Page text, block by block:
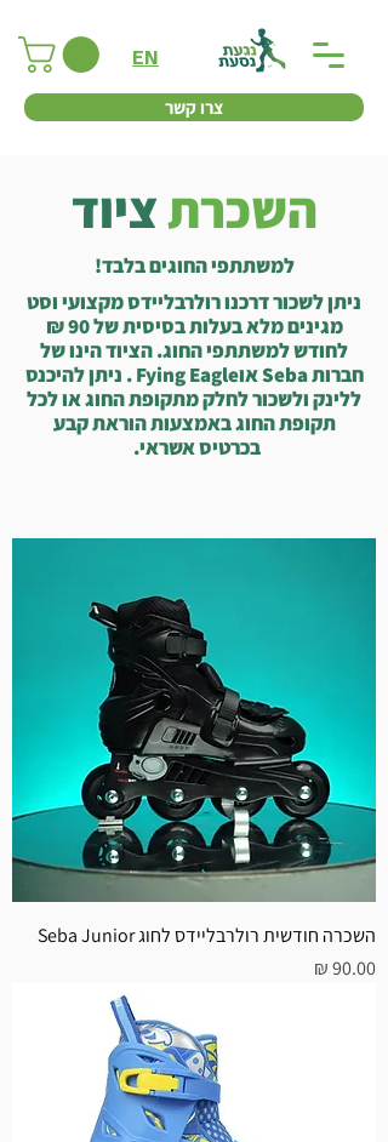
EN
צרו קשר
השכרתציוד
למשתתפי החוגים בלבד!
ניתן לשכור דרכנו רולרבליידס מקצועי וסט
מגינים מלא בעלות בסיסית של 90 ₪
לחודש למשתתפי החוג.הציוד הינו של
חברות Seba אוFying Eagle . ניתן להיכנס
ללינק ולשכור לחלק מתקופת החוג או לכל
תקופת החוג באמצעות הוראת קבע
בכרטיס אשראי.
השכרה חודשית רולרבליידס לחוג Seba Junior
מחיר